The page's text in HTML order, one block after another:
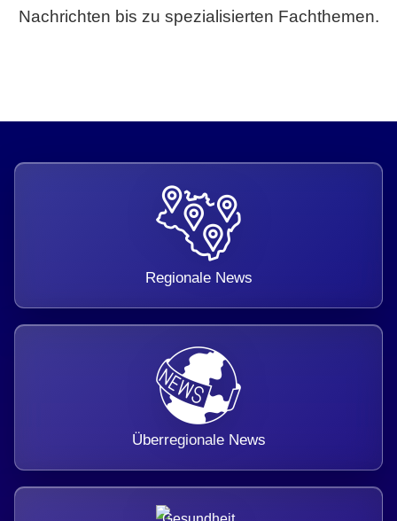
Nachrichten bis zu spezialisierten Fachthemen.
Regionale News
Überregionale News